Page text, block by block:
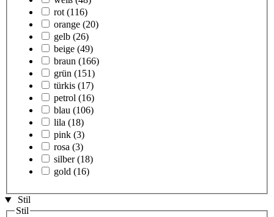
rot (116)
orange (20)
gelb (26)
beige (49)
braun (166)
grün (151)
türkis (17)
petrol (16)
blau (106)
lila (18)
pink (3)
rosa (3)
silber (18)
gold (16)
Stil
Stil